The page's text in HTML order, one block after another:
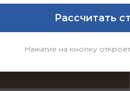
Рассчитать
Нажатие на кнопку